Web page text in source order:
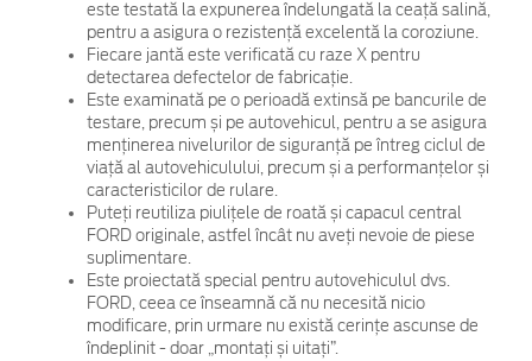
este testată la expunerea îndelungată la ceață salină,
pentru a asigura o rezistență excelentă la coroziune.
Fiecare jantă este verificată cu raze X pentru
detectarea defectelor de fabricație.
Este examinată pe o perioadă extinsă pe bancurile de
testare, precum și pe autovehicul, pentru a se asigura
menținerea nivelurilor de siguranță pe întreg ciclul de
viață al autovehiculului, precum și a performanțelor și
caracteristicilor de rulare.
Puteți reutiliza piulițele de roată și capacul central
FORD originale, astfel încât nu aveți nevoie de piese
suplimentare.
Este proiectată special pentru autovehiculul dvs.
FORD, ceea ce înseamnă că nu necesită nicio
modificare, prin urmare nu există cerințe ascunse de
îndeplinit - doar „montați și uitați”.